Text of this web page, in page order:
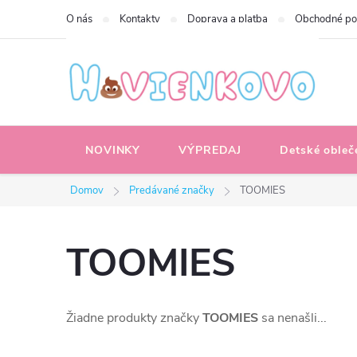
O nás Kontakty Doprava a platba Obchodné
NOVINKY VÝPREDAJ Detské
Domov Predávané značky TOOMIES
TOOMIES
Žiadne produkty značkyTOOMIES sa nenašli...